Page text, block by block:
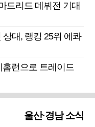
드리드 데뷔전 기대
대, 랭킹 25위 에콰
홈런으로 트레이드
울산·경남 소식